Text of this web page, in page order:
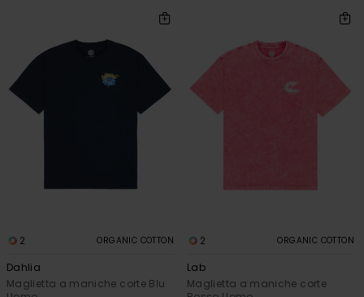
2 ORGANIC COTTON
Dahlia
Maglietta a maniche corte Blu
2 ORGANIC COTTON
Lab
Maglietta a maniche corte